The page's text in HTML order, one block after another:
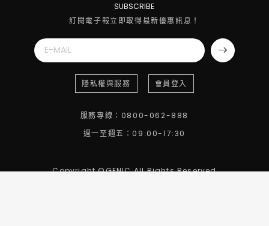
服務專線：0800-062-888
週一至週五：09:00-17:30
SUBSCRIBE
訂閱電子報立即取得最新優惠訊息！
隱私權與服務 會員登入
Copyright ©GENIC All Rights Reserved